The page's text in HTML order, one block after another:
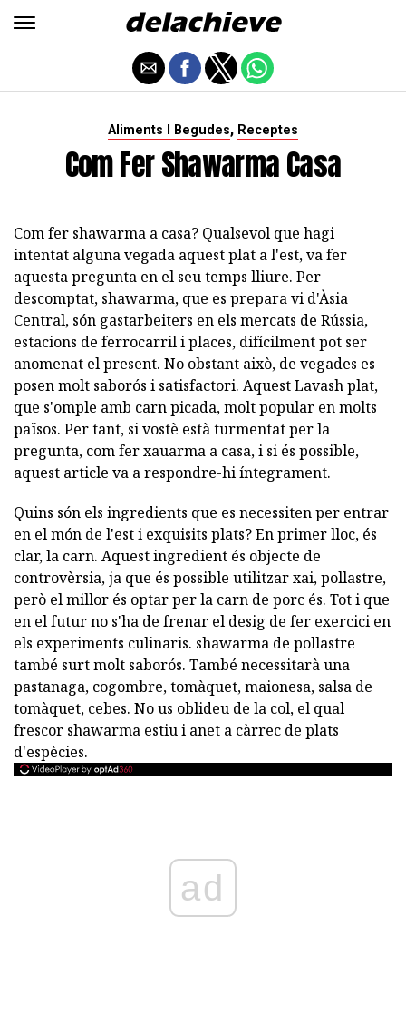
Aliments I Begudes, Receptes
Com Fer Shawarma Casa
Com fer shawarma a casa? Qualsevol que hagi
intentat alguna vegada aquest plat a l'est, va fer
aquesta pregunta en el seu temps lliure. Per
descomptat, shawarma, que es prepara vi d'Àsia
Central, són gastarbeiters en els mercats de Rússia,
estacions de ferrocarril i places, difícilment pot ser
anomenat el present. No obstant això, de vegades es
posen molt saborós i satisfactori. Aquest Lavash plat,
que s'omple amb carn picada, molt popular en molts
països. Per tant, si vostè està turmentat per la
pregunta, com fer xauarma a casa, i si és possible,
aquest article va a respondre-hi íntegrament.
Quins són els ingredients que es necessiten per entrar
en el món de l'est i exquisits plats? En primer lloc, és
clar, la carn. Aquest ingredient és objecte de
controvèrsia, ja que és possible utilitzar xai, pollastre,
però el millor és optar per la carn de porc és. Tot i que
en el futur no s'ha de frenar el desig de fer exercici en
els experiments culinaris. shawarma de pollastre
també surt molt saborós. També necessitarà una
pastanaga, cogombre, tomàquet, maionesa, salsa de
tomàquet, cebes. No us oblideu de la col, el qual
frescor shawarma estiu i anet a càrrec de plats
d'espècies.
ad